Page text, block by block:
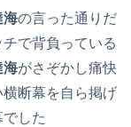
海の言った通りだ
で背負っている
海がさぞかし痛快
横断幕を自ら掲げ
した